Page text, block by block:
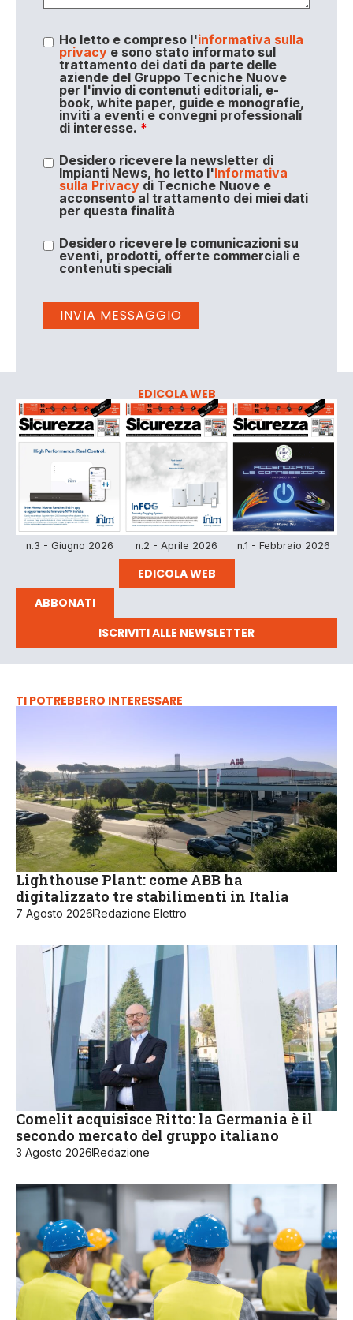
Ho letto e compreso l'informativa sulla
privacye sono stato informato sul
trattamento dei dati da parte delle
aziende del Gruppo Tecniche Nuove
per l'invio di contenuti editoriali, e-
book, white paper, guide e monografie,
inviti a eventi e convegni professionali
di interesse. *
Desidero ricevere la newsletter di
Impianti News, ho letto l'Informativa
sulla Privacydi Tecniche Nuove e
acconsento al trattamento dei miei dati
per questa finalità
Desidero ricevere le comunicazioni su
eventi, prodotti, offerte commerciali e
contenuti speciali
EDICOLA WEB
n.3 - Giugno 2026 n.2 - Aprile 2026 n.1 - Febbraio 2026
EDICOLA WEB
ABBONATI
ISCRIVITI ALLE NEWSLETTER
TI POTREBBERO INTERESSARE
Lighthouse Plant: come ABB ha
digitalizzato tre stabilimenti in Italia
7 Agosto 2026Redazione Elettro
Comelit acquisisce Ritto: la Germania è il
secondo mercato del gruppo italiano
3 Agosto 2026Redazione